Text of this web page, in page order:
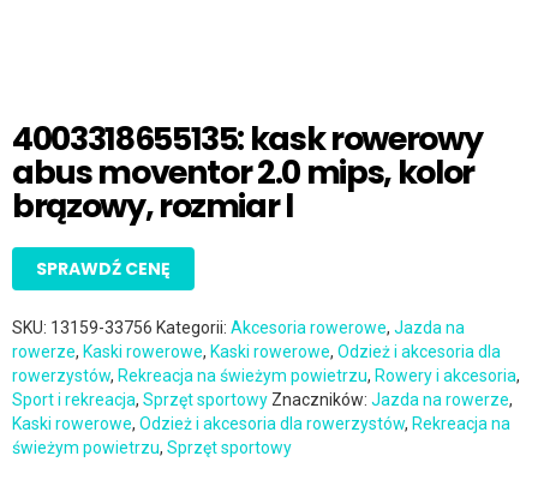
4003318655135: kask rowerowy
abus moventor 2.0 mips, kolor
brązowy, rozmiar l
SPRAWDŹ CENĘ
SKU: 13159-33756 Kategorii: Akcesoria rowerowe, Jazda na
rowerze, Kaski rowerowe, Kaski rowerowe, Odzież i akcesoria dla
rowerzystów, Rekreacja na świeżym powietrzu, Rowery i akcesoria,
Sport i rekreacja, Sprzęt sportowy Znaczników: Jazda na rowerze,
Kaski rowerowe, Odzież i akcesoria dla rowerzystów, Rekreacja na
świeżym powietrzu, Sprzęt sportowy